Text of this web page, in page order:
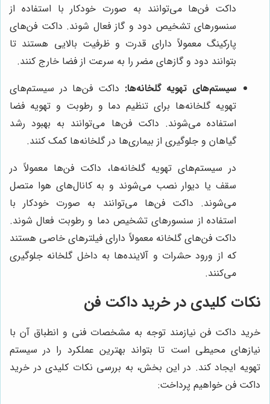
داکت فن‌ها می‌توانند به صورت خودکار با استفاده از
سنسورهای تشخیص دود و گاز فعال شوند. داکت فن‌های
پارکینگ معمولاً دارای قدرت و ظرفیت بالایی هستند تا
بتوانند دود و گازهای مضر را به سرعت از فضا خارج کنند.
سیستم‌های تهویه گلخانه‌ها: داکت فن‌ها در سیستم‌های
تهویه گلخانه‌ها برای تنظیم دما و رطوبت و تهویه فضا
استفاده می‌شوند. داکت فن‌ها می‌توانند به بهبود رشد
گیاهان و جلوگیری از بیماری‌ها در گلخانه‌ها کمک کنند.
در سیستم‌های تهویه گلخانه‌ها، داکت فن‌ها معمولاً در
سقف یا دیوار نصب می‌شوند و به کانال‌های هوا متصل
می‌شوند. داکت فن‌ها می‌توانند به صورت خودکار با
استفاده از سنسورهای تشخیص دما و رطوبت فعال شوند.
داکت فن‌های گلخانه معمولاً دارای فیلترهای خاصی هستند
که از ورود حشرات و آلاینده‌ها به داخل گلخانه جلوگیری
می‌کنند.
نکات کلیدی در خرید داکت فن
خرید داکت فن نیازمند توجه به مشخصات فنی و انطباق آن با
نیازهای محیطی است تا بتواند بهترین عملکرد را در سیستم
تهویه ایجاد کند. در این بخش، به بررسی نکات کلیدی در خرید
داکت فن خواهیم پرداخت: